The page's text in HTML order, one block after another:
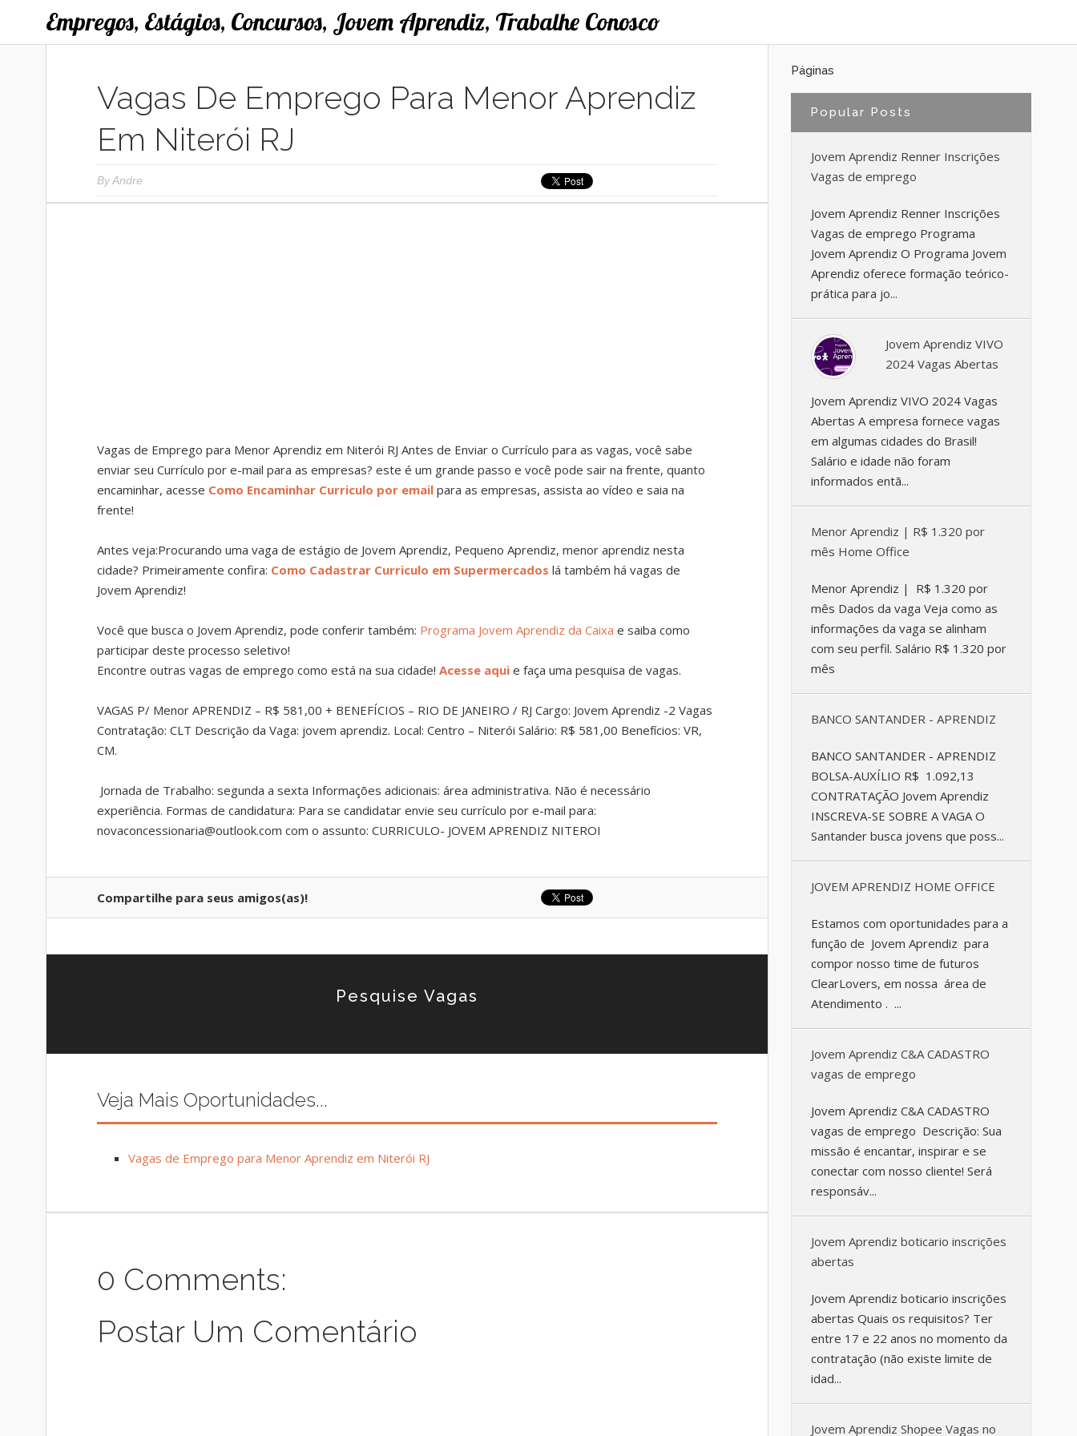
Empregos, Estágios, Concursos, Jovem Aprendiz, Trabalhe Conosco
Vagas De Emprego Para Menor Aprendiz
Em Niterói RJ
ByAndre
Vagas de Emprego para Menor Aprendiz em Niterói RJ Antes de Enviar o Currículo para as vagas, você sabe
enviar seu Currículo por e-mail para as empresas? este é um grande passo e você pode sair na frente, quanto
encaminhar, acesse Como Encaminhar Curriculo por email para as empresas, assista ao vídeo e saia na
frente!
Antes veja:Procurando uma vaga de estágio de Jovem Aprendiz, Pequeno Aprendiz, menor aprendiz nesta
cidade? Primeiramente confira: Como Cadastrar Curriculo em Supermercados lá também há vagas de
Jovem Aprendiz!
Você que busca o Jovem Aprendiz, pode conferir também: Programa Jovem Aprendiz da Caixa e saiba como
participar deste processo seletivo!
Encontre outras vagas de emprego como está na sua cidade! Acesse aqui e faça uma pesquisa de vagas.
VAGAS P/ Menor APRENDIZ – R$ 581,00 + BENEFÍCIOS – RIO DE JANEIRO / RJ Cargo: Jovem Aprendiz -2 Vagas
Contratação: CLT Descrição da Vaga: jovem aprendiz. Local: Centro – Niterói Salário: R$ 581,00 Benefícios: VR,
CM.
Jornada de Trabalho: segunda a sexta Informações adicionais: área administrativa. Não é necessário
experiência. Formas de candidatura: Para se candidatar envie seu currículo por e-mail para:
novaconcessionaria@outlook.com com o assunto: CURRICULO- JOVEM APRENDIZ NITEROI
Compartilhe para seus amigos(as)!
Pesquise Vagas
Veja Mais Oportunidades...
Vagas de Emprego para Menor Aprendiz em Niterói RJ
0 Comments:
Postar Um Comentário
Páginas
Popular Posts
Jovem Aprendiz Renner Inscrições
Vagas de emprego
Jovem Aprendiz Renner Inscrições
Vagas de emprego Programa
Jovem Aprendiz O Programa Jovem
Aprendiz oferece formação teórico-
prática para jo...
Jovem Aprendiz VIVO
2024 Vagas Abertas
Jovem Aprendiz VIVO 2024 Vagas
Abertas A empresa fornece vagas
em algumas cidades do Brasil!
Salário e idade não foram
informados entã...
Menor Aprendiz | R$ 1.320 por
mês Home Office
Menor Aprendiz | R$ 1.320 por
mês Dados da vaga Veja como as
informações da vaga se alinham
com seu perfil. Salário R$ 1.320 por
mês
BANCO SANTANDER - APRENDIZ
BANCO SANTANDER - APRENDIZ
BOLSA-AUXÍLIO R$ 1.092,13
CONTRATAÇÃO Jovem Aprendiz
INSCREVA-SE SOBRE A VAGA O
Santander busca jovens que poss...
JOVEM APRENDIZ HOME OFFICE
Estamos com oportunidades para a
função de Jovem Aprendiz para
compor nosso time de futuros
ClearLovers, em nossa área de
Atendimento . ...
Jovem Aprendiz C&A CADASTRO
vagas de emprego
Jovem Aprendiz C&A CADASTRO
vagas de emprego Descrição: Sua
missão é encantar, inspirar e se
conectar com nosso cliente! Será
responsáv...
Jovem Aprendiz boticario inscrições
abertas
Jovem Aprendiz boticario inscrições
abertas Quais os requisitos? Ter
entre 17 e 22 anos no momento da
contratação (não existe limite de
idad...
Jovem Aprendiz Shopee Vagas no